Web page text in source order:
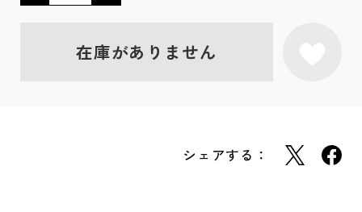
在庫がありません
シェアする：